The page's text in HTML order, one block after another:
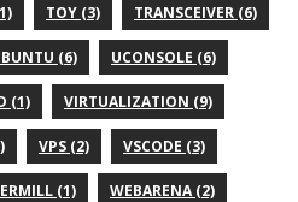
TOY (3) TRANSCEIVER (6)
(6) UCONSOLE (6)
(1) VIRTUALIZATION (9)
VPS (2) VSCODE (3)
(1) WEBARENA (2)